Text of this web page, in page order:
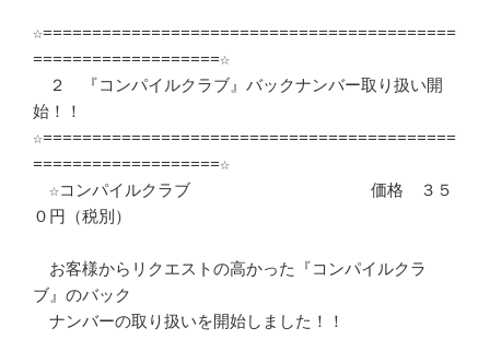
☆==========================================
===================☆
２　『コンパイルクラブ』バックナンバー取り扱い開
始！！
☆==========================================
===================☆
☆コンパイルクラブ　　　　　　　　　　　価格　３５
０円（税別）
お客様からリクエストの高かった『コンパイルクラ
ブ』のバック
ナンバーの取り扱いを開始しました！！